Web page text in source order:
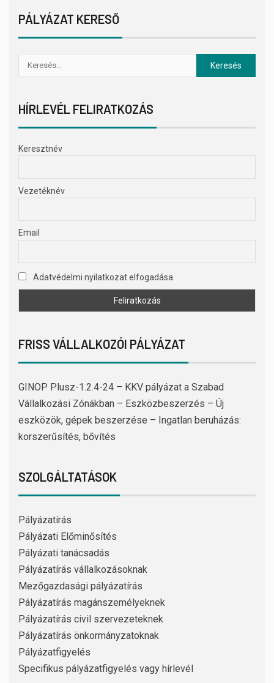
PÁLYÁZAT KERESŐ
HÍRLEVÉL FELIRATKOZÁS
Keresztnév
Vezetéknév
Email
Adatvédelmi nyilatkozat elfogadása
FRISS VÁLLALKOZÓI PÁLYÁZAT
GINOP Plusz-1.2.4-24 – KKV pályázat a Szabad
Vállalkozási Zónákban – Eszközbeszerzés – Új
eszközök, gépek beszerzése – Ingatlan beruházás:
korszerűsítés, bővítés
SZOLGÁLTATÁSOK
Pályázatírás
Pályázati Előminősítés
Pályázati tanácsadás
Pályázatírás vállalkozásoknak
Mezőgazdasági pályázatírás
Pályázatírás magánszemélyeknek
Pályázatírás civil szervezeteknek
Pályázatírás önkormányzatoknak
Pályázatfigyelés
Specifikus pályázatfigyelés vagy hírlevél